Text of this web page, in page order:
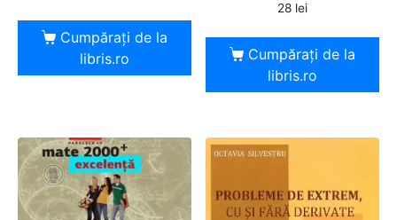
Cumpărați de la
libris.ro
28 lei
Cumpărați de la
libris.ro